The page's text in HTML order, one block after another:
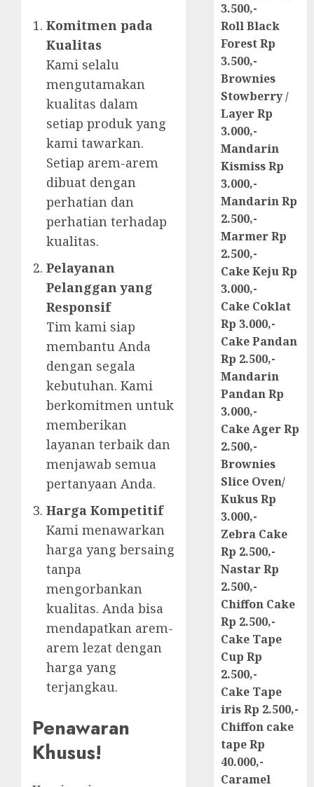
Komitmen pada
Kualitas
Kami selalu
mengutamakan
kualitas dalam
setiap produk yang
kami tawarkan.
Setiap arem-arem
dibuat dengan
perhatian dan
perhatian terhadap
kualitas.
Pelayanan
Pelanggan yang
Responsif
Tim kami siap
membantu Anda
dengan segala
kebutuhan. Kami
berkomitmen untuk
memberikan
layanan terbaik dan
menjawab semua
pertanyaan Anda.
Harga Kompetitif
Kami menawarkan
harga yang bersaing
tanpa
mengorbankan
kualitas. Anda bisa
mendapatkan arem-
arem lezat dengan
harga yang
terjangkau.
Penawaran
Khusus!
3.500,-
Roll Black
Forest Rp
3.500,-
Brownies
Stowberry /
Layer Rp
3.000,-
Mandarin
Kismiss Rp
3.000,-
Mandarin Rp
2.500,-
Marmer Rp
2.500,-
Cake Keju Rp
3.000,-
Cake Coklat
Rp 3.000,-
Cake Pandan
Rp 2.500,-
Mandarin
Pandan Rp
3.000,-
Cake Ager Rp
2.500,-
Brownies
Slice Oven/
Kukus Rp
3.000,-
Zebra Cake
Rp 2.500,-
Nastar Rp
2.500,-
Chiffon Cake
Rp 2.500,-
Cake Tape
Cup Rp
2.500,-
Cake Tape
iris Rp 2.500,-
Chiffon cake
tape Rp
40.000,-
Caramel